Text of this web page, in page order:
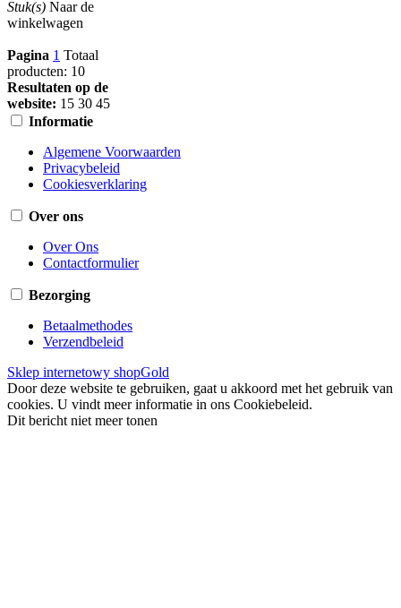
Stuk(s) Naar de
winkelwagen
Pagina 1 Totaal
producten: 10
Resultaten op de
website: 15 30 45
Informatie
Algemene Voorwaarden
Privacybeleid
Cookiesverklaring
Over ons
Over Ons
Contactformulier
Bezorging
Betaalmethodes
Verzendbeleid
Sklep internetowy shopGold
Door deze website te gebruiken, gaat u akkoord met het gebruik van
cookies. U vindt meer informatie in ons Cookiebeleid.
Dit bericht niet meer tonen